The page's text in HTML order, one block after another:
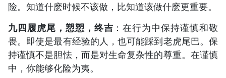
险。知道什麽时候不该做，比知道该做什麽更重要。
九四履虎尾，愬愬，终吉 ：在行为中保持谨慎和敬
畏。即使是最有经验的人，也可能踩到老虎尾巴。保
持谨慎不是胆怯，而是对生命复杂性的尊重。在谨慎
中，你能够化险为夷。